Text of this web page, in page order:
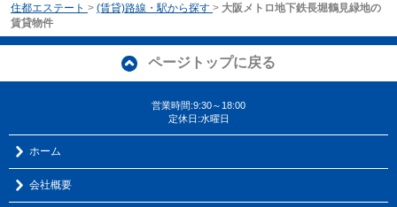
住都エステート > (賃貸)路線・駅から探す > 大阪メトロ地下鉄長堀鶴見緑地の
賃貸物件
ページトップに戻る
営業時間:9:30～18:00
定休日:水曜日
ホーム
会社概要